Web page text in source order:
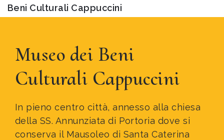
Beni Culturali Cappuccini
Museo dei Beni
Culturali Cappuccini
In pieno centro città, annesso alla chiesa
della SS. Annunziata di Portoria dove si
conserva il Mausoleo di Santa Caterina